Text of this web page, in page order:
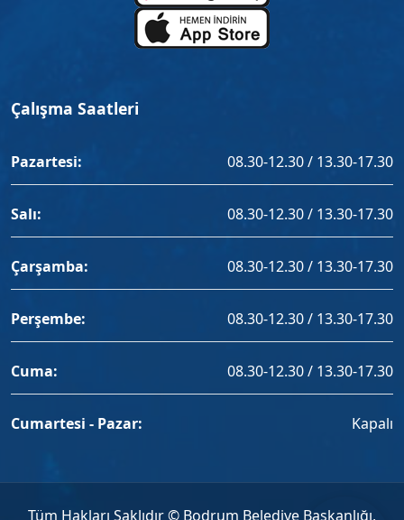
Çalışma Saatleri
Pazartesi: 08.30-12.30 / 13.30-17.30
Salı: 08.30-12.30 / 13.30-17.30
Çarşamba: 08.30-12.30 / 13.30-17.30
Perşembe: 08.30-12.30 / 13.30-17.30
Cuma: 08.30-12.30 / 13.30-17.30
Cumartesi - Pazar: Kapalı
Tüm Hakları Saklıdır © Bodrum Belediye Başkanlığı,